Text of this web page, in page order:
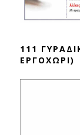
111
ΕΡΓΟΧΩΡΙ)